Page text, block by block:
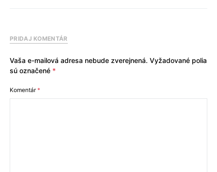
PRIDAJ KOMENTÁR
Vaša e-mailová adresa nebude zverejnená. Vyžadované polia
sú označené *
Komentár*